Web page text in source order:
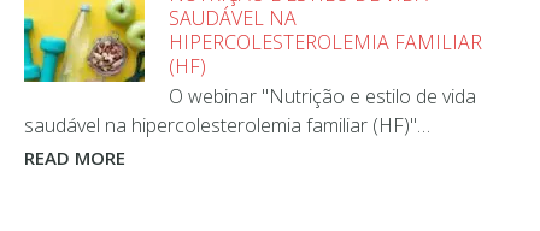
SAUDÁVEL NA
HIPERCOLESTEROLEMIA FAMILIAR
(HF)
O webinar "Nutrição e estilo de vida
saudável na hipercolesterolemia familiar (HF)"…
READ MORE